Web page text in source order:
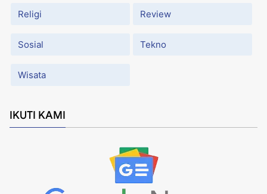
Religi Review
Sosial Tekno
Wisata
IKUTI KAMI